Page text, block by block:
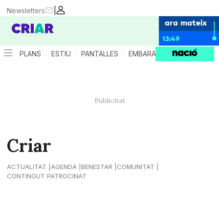
|
Newsletters
ara mateix
13:49
PLANS ESTIU PANTALLES EMBARÀS CRIANÇA
Criar
ACTUALITAT AGENDA BENESTAR
COMUNITAT
CONTINGUT PATROCINAT